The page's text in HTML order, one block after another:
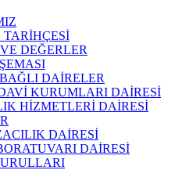
DEĞERLER
DAİRELER
KURUMLARI DAİRESİ
HİZMETLERİ DAİRESİ
DAİRESİ
DAİRESİ